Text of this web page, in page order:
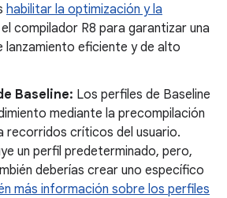
habilitar la optimización y la
compilador R8 para garantizar una
lanzamiento eficiente y de alto
Baseline: Los perfiles de Baseline
mediante la precompilación
recorridos críticos del usuario.
un perfil predeterminado, pero,
deberías crear uno específico
más información sobre los perfiles